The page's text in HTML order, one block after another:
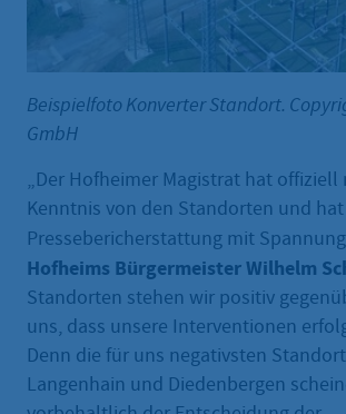
Beispielfoto Konverter Standort.
GmbH
„Der Hofheimer Magistrat hat offiziell
Kenntnis von den Standorten und
Pressebericherstattung mit
Hofheims Bürgermeister Wilhelm
Standorten stehen wir positiv
uns, dass unsere Interventionen
Denn die für uns negativsten
Langenhain und Diedenbergen